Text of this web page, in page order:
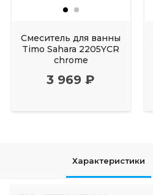
Смеситель для ванны
Timo Sahara 2205YCR
chrome
3 969 ₽
Характеристики